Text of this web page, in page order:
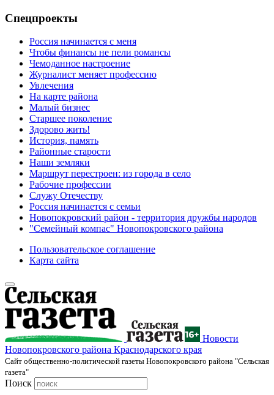
Спецпроекты
Россия начинается с меня
Чтобы финансы не пели романсы
Чемоданное настроение
Журналист меняет профессию
Увлечения
На карте района
Малый бизнес
Старшее поколение
Здорово жить!
История, память
Районные старости
Наши земляки
Маршрут перестроен: из города в село
Рабочие профессии
Служу Отечеству
Россия начинается с семьи
Новопокровский район - территория дружбы народов
"Семейный компас" Новопокровского района
Пользовательское соглашение
Карта сайта
Новости
Новопокровского района Краснодарского края
Cайт общественно-политической газеты Новопокровского района "Сельская
газета"
Поиск